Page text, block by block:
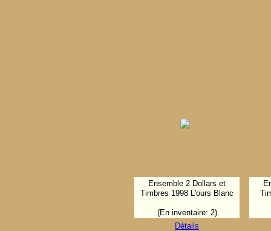
Ensemble 2 Dollars et
Timbres 1998 L'ours Blanc
(En inventaire: 2)
Détails